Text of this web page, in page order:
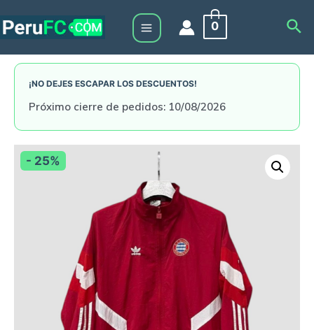
to
Main
Menu
0
¡NO DEJES ESCAPAR LOS DESCUENTOS!
Próximo cierre de pedidos: 10/08/2026
- 25%